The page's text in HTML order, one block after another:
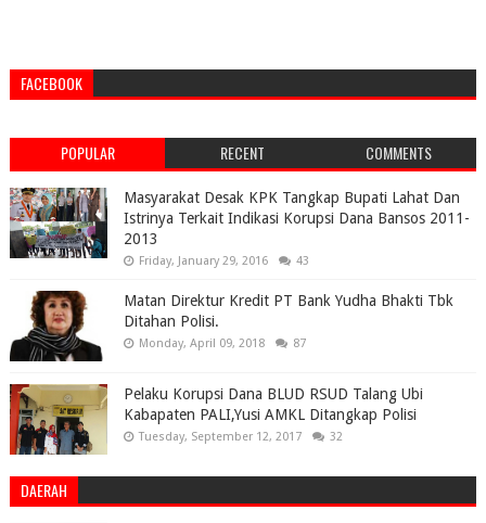
FACEBOOK
POPULAR RECENT COMMENTS
Masyarakat Desak KPK Tangkap Bupati Lahat Dan
Istrinya Terkait Indikasi Korupsi Dana Bansos 2011-
2013
Friday, January 29, 2016 43
Matan Direktur Kredit PT Bank Yudha Bhakti Tbk
Ditahan Polisi.
Monday, April 09, 2018 87
Pelaku Korupsi Dana BLUD RSUD Talang Ubi
Kabapaten PALI,Yusi AMKL Ditangkap Polisi
Tuesday, September 12, 2017 32
DAERAH